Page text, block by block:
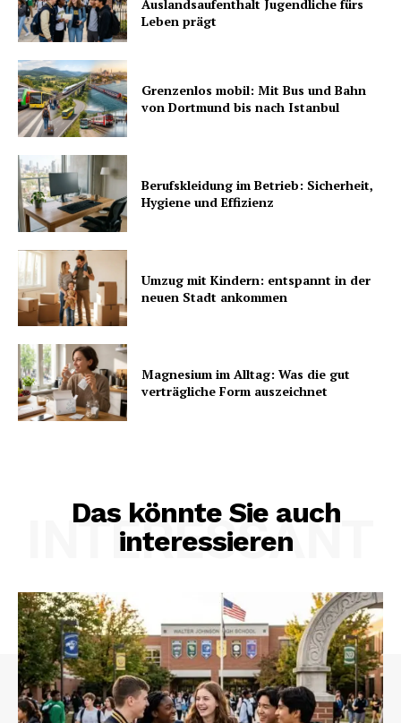
Auslandsaufenthalt Jugendliche fürs
Leben prägt
Grenzenlos mobil: Mit Bus und Bahn
von Dortmund bis nach Istanbul
Berufskleidung im Betrieb: Sicherheit,
Hygiene und Effizienz
Umzug mit Kindern: entspannt in der
neuen Stadt ankommen
Magnesium im Alltag: Was die gut
verträgliche Form auszeichnet
Das könnte Sie auch
interessieren
INTERESSANT